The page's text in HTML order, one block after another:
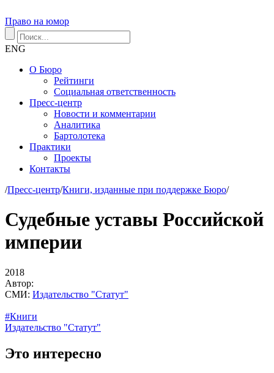
Право на юмор
ENG
О Бюро
Рейтинги
Социальная ответственность
Пресс-центр
Новости и комментарии
Аналитика
Бартолотека
Практики
Проекты
Контакты
/Пресс-центр/Книги, изданные при поддержке Бюро/
Судебные уставы Российской
империи
2018
Автор:
СМИ: Издательство "Статут"
#Книги
Издательство "Статут"
Это интересно